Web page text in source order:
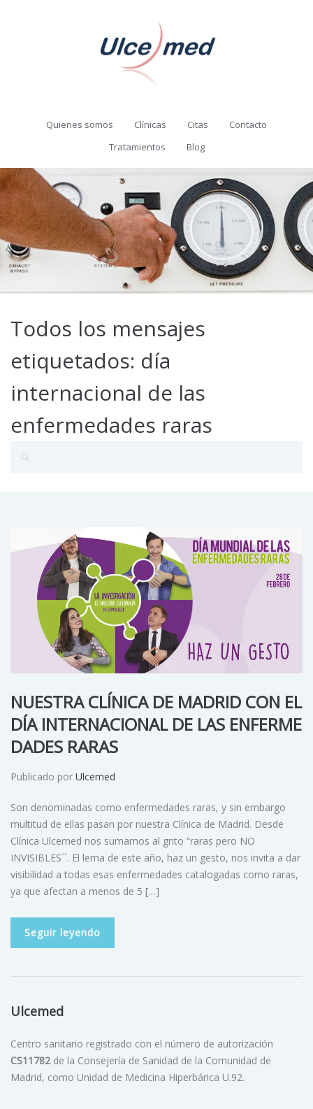
Quienes somos Clínicas Citas
Contacto
Tratamientos
Blog
Todos los mensajes
etiquetados: día
internacional de las
enfermedades raras
NUESTRA CLÍNICA DE MADRID CON EL
DÍA INTERNACIONAL DE LAS ENFERME
DADES RARAS
Publicado por Ulcemed
Son denominadas como enfermedades raras, y sin embargo
multitud de ellas pasan por nuestra Clínica de Madrid. Desde
Clínica Ulcemed nos sumamos al grito “raras pero NO
INVISIBLES´´. El lema de este año, haz un gesto, nos invita a dar
visibilidad a todas esas enfermedades catalogadas como raras,
ya que afectan a menos de 5 […]
Seguir leyendo
Ulcemed
Centro sanitario registrado con el número de autorización
CS11782de la Consejería de Sanidad de la Comunidad de
Madrid, como Unidad de Medicina Hiperbárica U.92.